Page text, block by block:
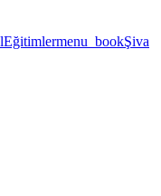
Eğitimlermenu_bookŞiva